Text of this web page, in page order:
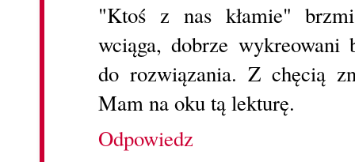
"Ktoś z nas kłamie"
wciąga, dobrze wykreowani
do rozwiązania. Z chęcią
Mam na oku tą lekturę.
Odpowiedz